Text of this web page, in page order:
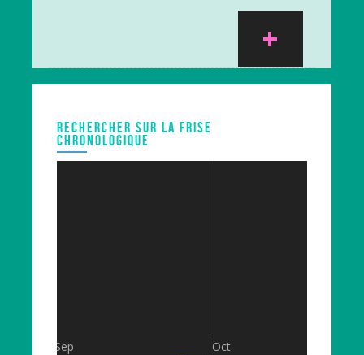
+
RECHERCHER SUR LA FRISE
CHRONOLOGIQUE
Sep Oct